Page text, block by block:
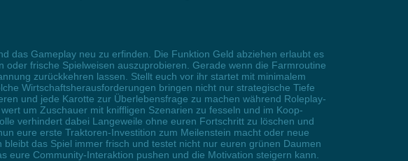
das Gameplay neu zu erfinden. Die Funktion Geld abziehen erlaubt es
frische Spielweisen auszuprobieren. Gerade wenn die Farmroutine
zurückkehren lassen. Stellt euch vor ihr startet mit minimalem
Wirtschaftsherausforderungen bringen nicht nur strategische Tiefe
und jede Karotte zur Überlebensfrage zu machen während Roleplay-
um Zuschauer mit kniffligen Szenarien zu fesseln und im Koop-
verhindert dabei Langeweile ohne euren Fortschritt zu löschen und
eure erste Traktoren-Investition zum Meilenstein macht oder neue
das Spiel immer frisch und testet nicht nur euren grünen Daumen
Community-Interaktion pushen und die Motivation steigern kann.